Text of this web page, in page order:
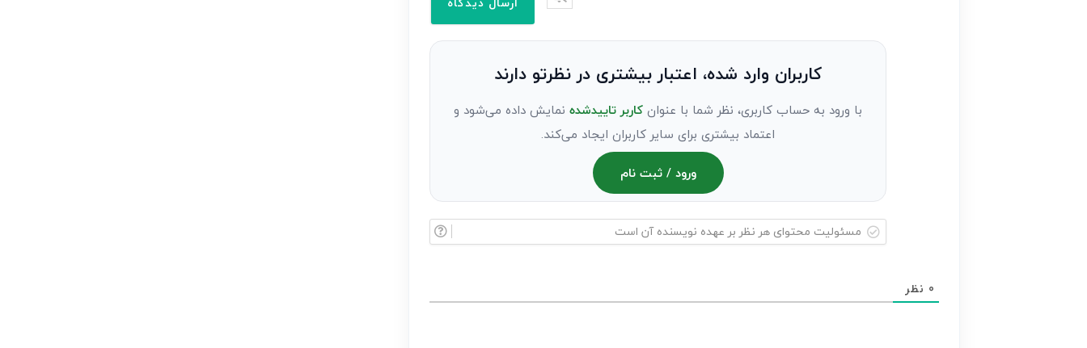
نظر
مهمان)*
کاربران وارد شده، اعتبار بیشتری در نظرتو دارند
با ورود به حساب کاربری، نظر شما با عنوانکاربر تاییدشدهنمایش داده می‌شود و
اعتماد بیشتری برای سایر کاربران ایجاد می‌کند.
ورود / ثبت نام
هر
0 نظر